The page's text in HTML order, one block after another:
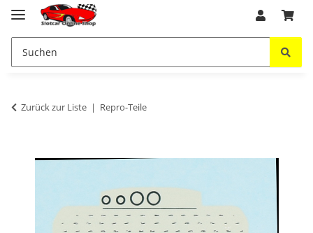
Zurück zur Liste Repro-Teile